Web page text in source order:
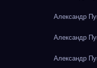
Александр
Александр
Александр